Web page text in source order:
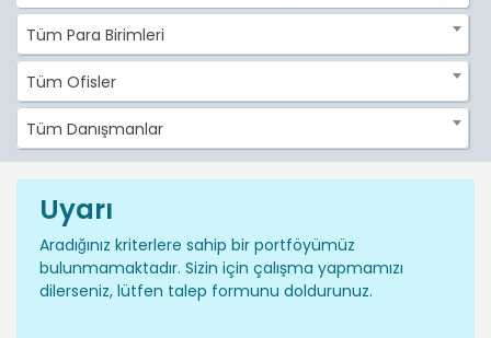
Tüm Para Birimleri
Tüm Ofisler
Tüm Danışmanlar
Uyarı
Aradığınız kriterlere sahip bir portföyümüz
bulunmamaktadır. Sizin için çalışma yapmamızı
dilerseniz, lütfen talep formunu doldurunuz.